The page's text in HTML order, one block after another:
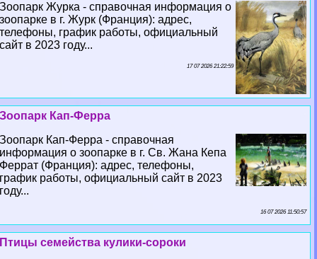
Зоопарк Журка - справочная информация о
зоопарке в г. Журк (Франция): адрес,
телефоны, график работы, официальный
сайт в 2023 году...
17 07 2026 21:22:59
Зоопарк Кап-Ферра
Зоопарк Кап-Ферра - справочная
информация о зоопарке в г. Св. Жана Кепа
Феррат (Франция): адрес, телефоны,
график работы, официальный сайт в 2023
году...
16 07 2026 11:50:57
Птицы семейства кулики-сороки